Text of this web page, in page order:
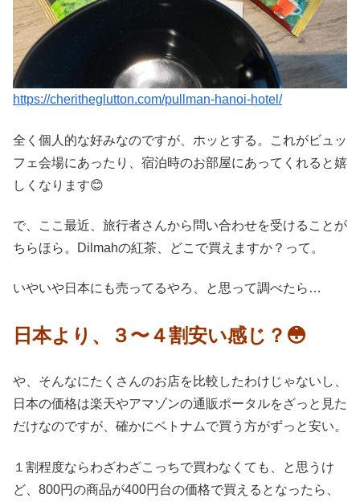
https://cheritheglutton.com/pullman-hanoi-hotel/
全く個人的な好みなのですが、ホッとする。これがビュッ
フェ会場にあったり、宿泊時のお部屋にあってくれると嬉
しくなります😊
で、ここ最近、旅行者さんから問い合わせを受けることが
ちらほら。Dilmahの紅茶、どこで買えますか？って。
いやいや日本にも売ってるやろ、と思って調べたら…
日本より、３〜４割安い感じ？😳
や、そんなにたくさんのお店を比較したわけじゃないし、
日本の価格は楽天やアマゾンの通販ポータルをざっと見た
だけなのですが、確かにベトナムで買う方がずっと安い。
１割程度ならわざわざこっちで買わなくても、と思うけ
ど、800円の商品が400円台の価格で買えるとなったら、